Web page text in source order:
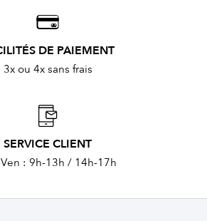
DE PAIEMENT
3x ou 4x sans frais
SERVICE CLIENT
: 9h-13h / 14h-17h